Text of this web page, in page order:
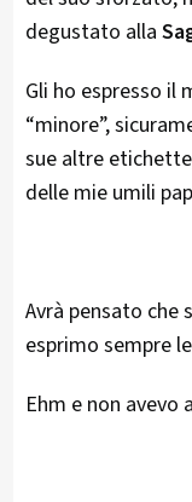
degustato alla
Gli ho espresso il
“minore”,
sue altre
delle mie umili
Avrà pensato
esprimo sempre
Ehm e non avevo